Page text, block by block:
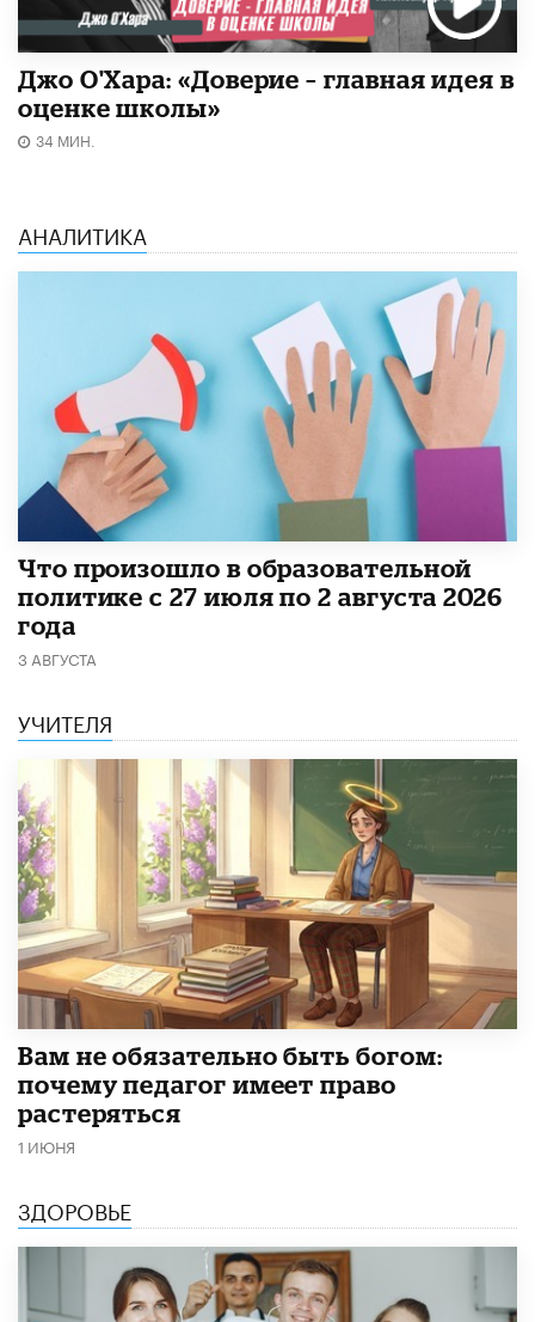
Джо О'Хара: «Доверие – главная идея в
оценке школы»
34 МИН.
АНАЛИТИКА
​Что произошло в образовательной
политике с 27 июля по 2 августа 2026
года
3 АВГУСТА
УЧИТЕЛЯ
​Вам не обязательно быть богом:
почему педагог имеет право
растеряться
1 ИЮНЯ
ЗДОРОВЬЕ